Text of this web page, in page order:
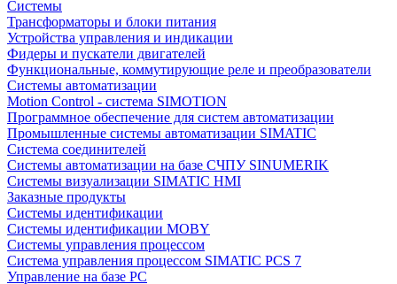
Системы
Трансформаторы и блоки питания
Устройства управления и индикации
Фидеры и пускатели двигателей
Функциональные, коммутирующие реле и преобразователи
Системы автоматизации
Motion Control - система SIMOTION
Программное обеспечение для систем автоматизации
Промышленные системы автоматизации SIMATIC
Система соединителей
Системы автоматизации на базе СЧПУ SINUMERIK
Системы визуализации SIMATIC HMI
Заказные продукты
Системы идентификации
Системы идентификации MOBY
Системы управления процессом
Система управления процессом SIMATIC PCS 7
Управление на базе РС